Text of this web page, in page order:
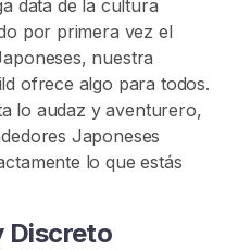
data de la cultura
por primera vez el
nuestra
ofrece algo para todos.
lo audaz y aventurero,
Japoneses
lo que estás
Discreto